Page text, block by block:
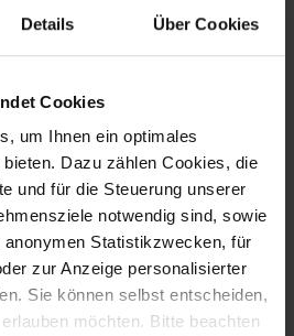
Details Über Cookies
Cookies
um Ihnen ein optimales
Dazu zählen Cookies, die
und für die Steuerung unserer
notwendig sind, sowie
Statistikzwecken, für
zur Anzeige personalisierter
Sie können selbst entscheiden,
möchten. Bitte beachten
Touchscreen
GHz
11
4
32 GB DDR4
Ja